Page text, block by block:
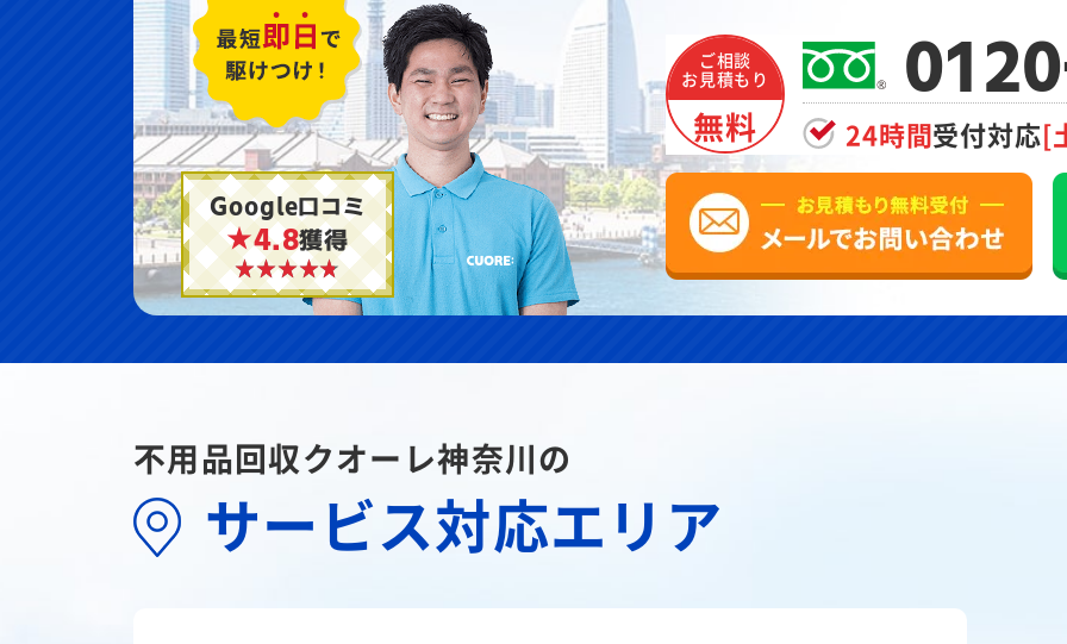
Google口コミ
★4.8獲得
ご相談
お見積もり
無料 24時間受付対応[
不用品回収クオーレ神奈川の
サービス対応エリア